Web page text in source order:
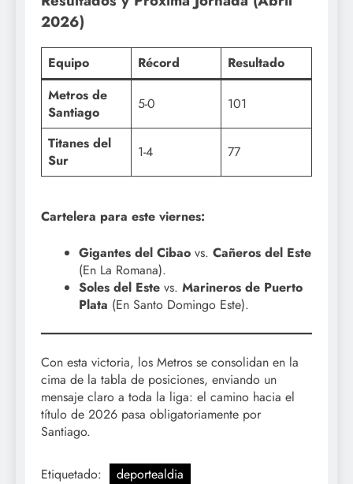
2026)
Equipo Récord
Resultado
Metros de
Santiago
5-0 101
Titanes del
Sur
1-4 77
Cartelera para este viernes:
Gigantes del Cibao vs. Cañeros del Este
(En La Romana).
Soles del Este vs. Marineros de Puerto
Plata (En Santo Domingo Este).
Con esta victoria, los Metros se consolidan en la
cima de la tabla de posiciones, enviando un
mensaje claro a toda la liga: el camino hacia el
título de 2026 pasa obligatoriamente por
Santiago.
Etiquetado: deportealdia